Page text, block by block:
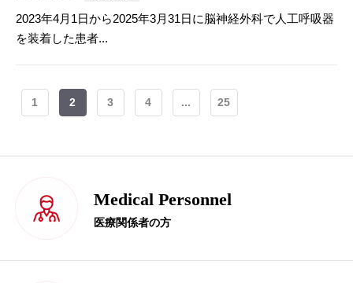
2023年4月1日から2025年3月31日に脳神経外科で人工呼吸器
を装着した患者...
1 2 3 4 ... 25
Medical Personnel
医療関係者の方